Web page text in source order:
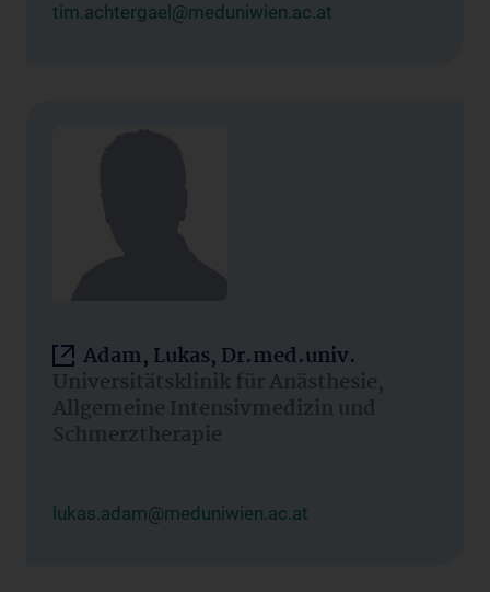
tim.achtergael@meduniwien.ac.at
Adam, Lukas, Dr.med.univ.
Universitätsklinik für Anästhesie,
Allgemeine Intensivmedizin und
Schmerztherapie
lukas.adam@meduniwien.ac.at